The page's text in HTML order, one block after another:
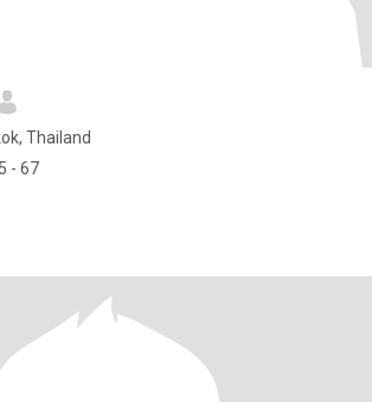
Thailand
- 67